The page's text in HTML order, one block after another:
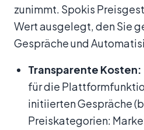
zunimmt. Spokis
Wert ausgelegt, den Sie
Gespräche und
Transparente Kosten:
für die
initiierten Gespräche
Preiskategorien: